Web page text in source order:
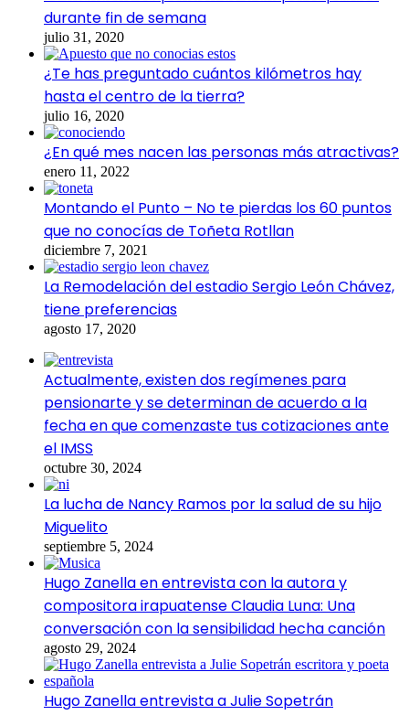
durante fin de semana
julio 31, 2020
¿Te has preguntado cuántos kilómetros hay
hasta el centro de la tierra?
julio 16, 2020
¿En qué mes nacen las personas más atractivas?
enero 11, 2022
Montando el Punto – No te pierdas los 60 puntos
que no conocías de Toñeta Rotllan
diciembre 7, 2021
La Remodelación del estadio Sergio León Chávez,
tiene preferencias
agosto 17, 2020
Actualmente, existen dos regímenes para
pensionarte y se determinan de acuerdo a la
fecha en que comenzaste tus cotizaciones ante
el IMSS
octubre 30, 2024
La lucha de Nancy Ramos por la salud de su hijo
Miguelito
septiembre 5, 2024
Hugo Zanella en entrevista con la autora y
compositora irapuatense Claudia Luna: Una
conversación con la sensibilidad hecha canción
agosto 29, 2024
Hugo Zanella entrevista a Julie Sopetrán